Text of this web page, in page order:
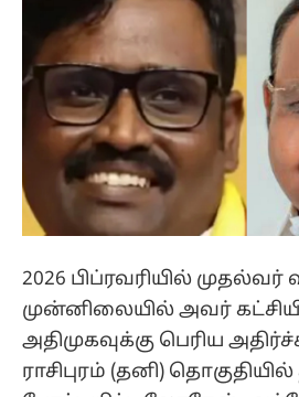
2026 பிப்ரவரியில் முதல்வர்
முன்னிலையில் அவர்
அதிமுகவுக்கு பெரிய
ராசிபுரம் (தனி)